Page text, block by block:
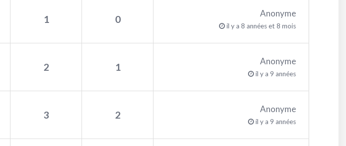
1 0
Anonyme
il y a 8 années et 8 mois
2 1
Anonyme
il y a 9 années
3 2
Anonyme
il y a 9 années